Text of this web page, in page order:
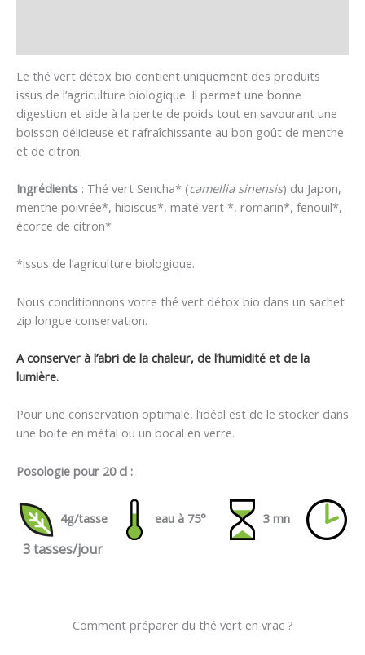
Le thé vert détox bio contient uniquement des produits
issus de l’agriculture biologique. Il permet une bonne
digestion et aide à la perte de poids tout en savourant une
boisson délicieuse et rafraîchissante au bon goût de menthe
et de citron.
Ingrédients : Thé vert Sencha* (camellia sinensis) du Japon,
menthe poivrée*, hibiscus*, maté vert *, romarin*, fenouil*,
écorce de citron*
*issus de l’agriculture biologique.
Nous conditionnons votre thé vert détox bio dans un sachet
zip longue conservation.
A conserver à l’abri de la chaleur, de l’humidité et de la
lumière.
Pour une conservation optimale, l’idéal est de le stocker dans
une boite en métal ou un bocal en verre.
Posologie pour 20 cl :
4g/tasse eau à 75° 3 mn
3 tasses/jour
Comment préparer du thé vert en vrac ?